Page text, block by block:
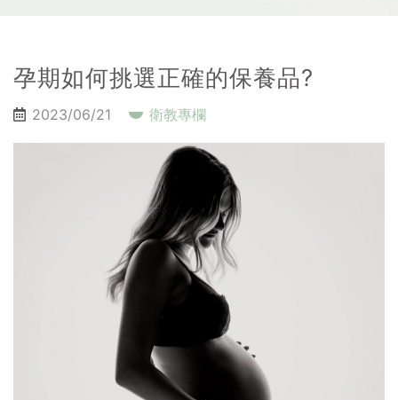
孕期如何挑選正確的保養品?
2023/06/21 衛教專欄